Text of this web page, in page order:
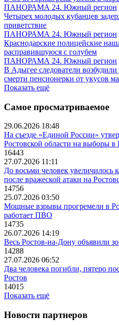
ПАНОРАМА 24. Южный регион
Четырех молодых кубанцев
приветствие
ПАНОРАМА 24. Южный регион
Краснодарские полицейские
расправившуюся с голубем
ПАНОРАМА 24. Южный регион
В Адыгее следователи
смерти пенсионерки от укусов
Показать ещё
Самое просматриваемое
29.06.2026 18:48
На съезде «Единой России»
Ростовской области на выборы
16443
27.07.2026 11:11
До восьми человек увеличилось
после вражеской атаки на
14756
25.07.2026 03:50
Мощные взрывы прогремели в
работает ПВО
14735
26.07.2026 14:19
Весь Ростов-на-Дону объявили
14288
27.07.2026 06:52
Два человека погибли, пятеро
Ростов
14015
Показать ещё
Новости партнеров